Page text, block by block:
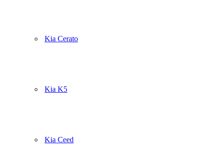
Kia Cerato
Kia K5
Kia Ceed